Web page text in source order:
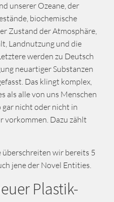
unserer Ozeane, der
biochemische
Zustand der Atmosphäre,
Landnutzung und die
werden zu Deutsch
neuartiger Substanzen
Das klingt komplex,
als alle von uns Menschen
gar nicht oder nicht in
vorkommen. Dazu zählt
überschreiten wir bereits 5
jene der Novel Entities.
Plastik-